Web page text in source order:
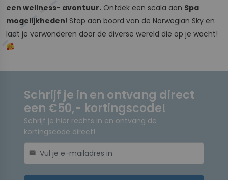
een wellness- avontuur. Ontdek een scala aan Spa
mogelijkheden! Stap aan boord van de Norwegian Sky en
laat je verwonderen door de diverse wereld die op je wacht!
Schrijf je in en ontvang direct
een €50,- kortingscode!
Schrijf je hier rechts in en ontvang de
kortingscode direct!
mail